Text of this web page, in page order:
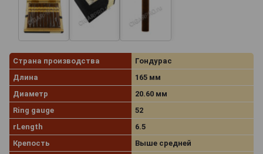
Страна производства
Гондурас
Длина
165 мм
Диаметр
20.60 мм
Ring gauge
52
rLength
6.5
Крепость
Выше средней